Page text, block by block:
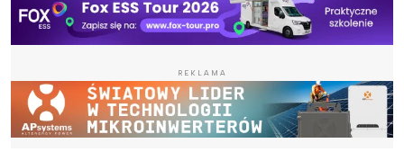
REKLAMA